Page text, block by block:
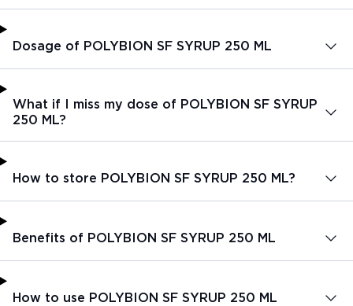
Dosage of POLYBION SF SYRUP 250 ML
What if I miss my dose of POLYBION SF SYRUP
250 ML?
How to store POLYBION SF SYRUP 250 ML?
Benefits of POLYBION SF SYRUP 250 ML
How to use POLYBION SF SYRUP 250 ML